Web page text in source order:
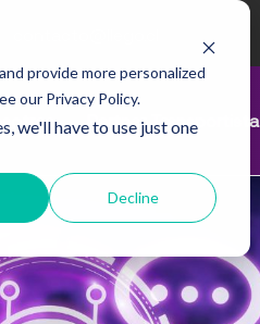
provide more personalized
our Privacy Policy.
we'll have to use just one
Decline
Partner Transportista